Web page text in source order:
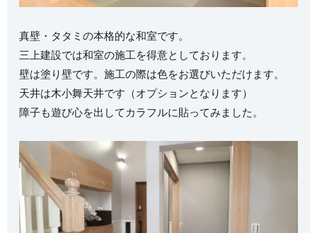
真壁・タタミの本格的な和室です。
三上建設では和室の施工を得意としております。
壁は塗り壁です。施工の際は色をお選びいただけます。
天井は木小舞天井です（オプションとなります）
障子も遊び心を出してカラフルに貼ってみました。